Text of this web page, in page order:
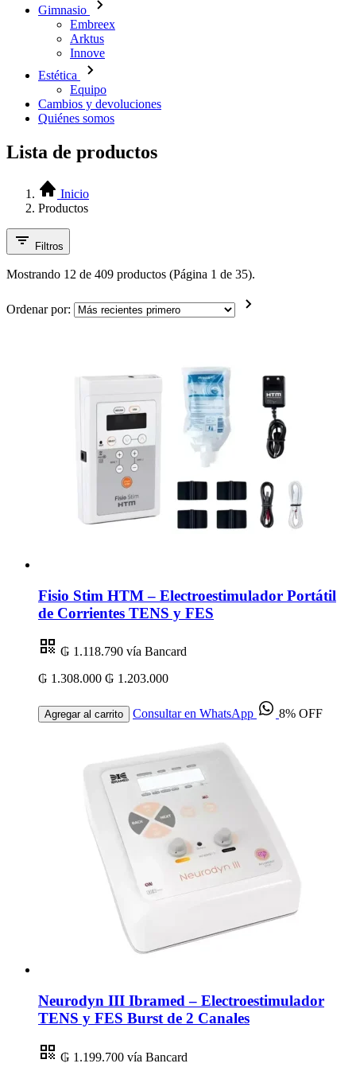
Gimnasio
Embreex
Arktus
Innove
Estética
Equipo
Cambios y devoluciones
Quiénes somos
Lista de productos
Inicio
Productos
Filtros
Mostrando 12 de 409 productos (Página 1 de 35).
Ordenar por:
Fisio Stim HTM – Electroestimulador Portátil
de Corrientes TENS y FES
₲ 1.118.790 vía Bancard
₲ 1.308.000 ₲ 1.203.000
Agregar al carrito Consultar en WhatsApp 8% OFF
Neurodyn III Ibramed – Electroestimulador
TENS y FES Burst de 2 Canales
₲ 1.199.700 vía Bancard